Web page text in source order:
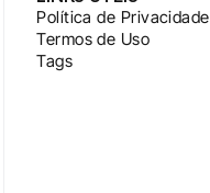
Política de Privacidade
Termos de Uso
Tags